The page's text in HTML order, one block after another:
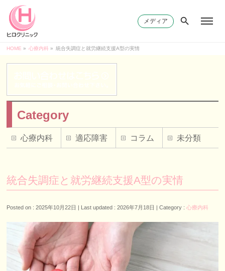
メディア
HOME » 心療内科 » 統合失調症と就労継続支援A型の実情
統合失調症と就労継続支援A型の実情
Posted on : 2025年10月22日 Last updated : 2026年7月18日 Category :心療内科
Category
心療内科 適応障害 コラム 未分類